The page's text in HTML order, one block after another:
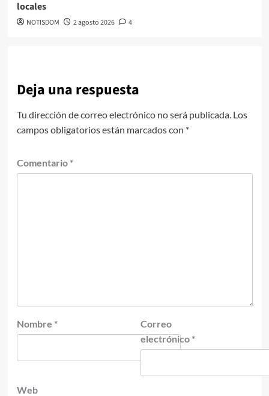
locales
NOTISDOM 2 agosto 2026 4
Deja una respuesta
Tu dirección de correo electrónico no será publicada. Los
campos obligatorios están marcados con *
Comentario *
Nombre *
Correo
electrónico *
Web